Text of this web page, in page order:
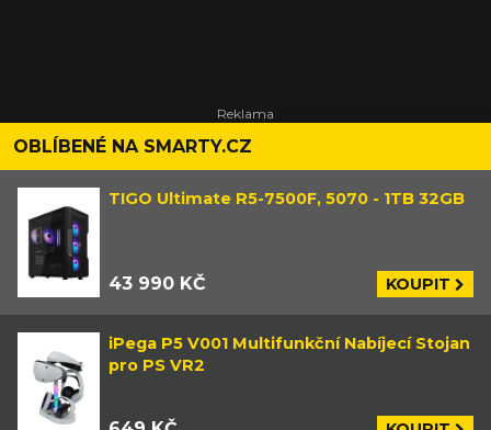
OBLÍBENÉ NA SMARTY.CZ
TIGO Ultimate R5-7500F, 5070 - 1TB 32GB
43 990 KČ KOUPIT
iPega P5 V001 Multifunkční Nabíjecí Stojan
pro PS VR2